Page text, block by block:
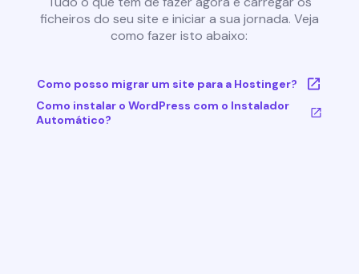
ficheiros do seu site e iniciar a sua jornada. Veja
como fazer isto abaixo:
Como posso migrar um site para a Hostinger?
Como instalar o WordPress com o Instalador
Automático?